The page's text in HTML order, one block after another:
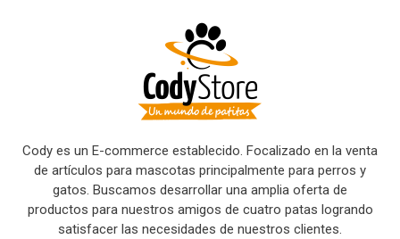
Cody es un E-commerce establecido. Focalizado en la venta
de artículos para mascotas principalmente para perros y
gatos. Buscamos desarrollar una amplia oferta de
productos para nuestros amigos de cuatro patas logrando
satisfacer las necesidades de nuestros clientes.